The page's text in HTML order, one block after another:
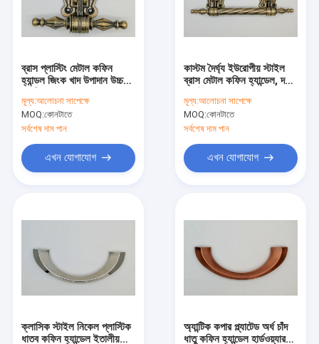
ব্রাস প্লাস্টিং মেটাল কফিন
হ্যান্ডল জিংক খাদ উপাদান উচ্চ
মূল্য:আলোচনা সাপেক্ষে
MOQ:কোনটাতে
সর্বশেষ দাম পান
এখন যোগাযোগ
কাস্টম দৈর্ঘ্য ইউরোপীয় স্টাইল
ব্রাস মেটাল কফিন হ্যান্ডেল, দস্তা
মূল্য:আলোচনা সাপেক্ষে
MOQ:কোনটাতে
সর্বশেষ দাম পান
এখন যোগাযোগ
ক্লাসিক স্টাইল নিকেল প্লাস্টিক
ধাতব কফিন হ্যান্ডেল ইতালীয়
অ্যান্টিক কপার প্ল্যাটেড অর্ধ চাঁদ
ধাতু কফিন হ্যান্ডেল হার্ডওয়্যার